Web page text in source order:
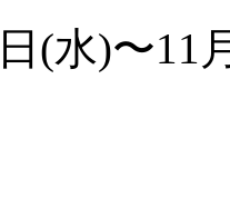
(水)〜11